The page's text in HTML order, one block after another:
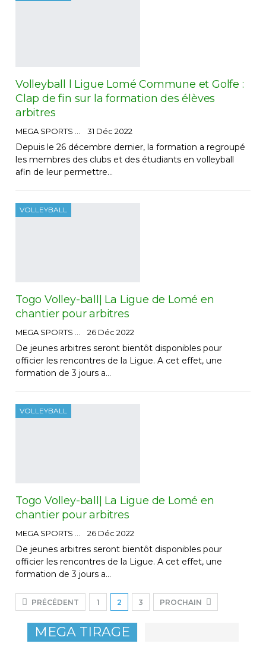
Volleyball l Ligue Lomé Commune et Golfe :
Clap de fin sur la formation des élèves
arbitres
31 Déc 2022
Depuis le 26 décembre dernier, la formation a regroupé
les membres des clubs et des étudiants en volleyball
afin de leur permettre…
VOLLEYBALL
Togo Volley-ball| La Ligue de Lomé en
chantier pour arbitres
26 Déc 2022
De jeunes arbitres seront bientôt disponibles pour
officier les rencontres de la Ligue. A cet effet, une
formation de 3 jours a…
VOLLEYBALL
Togo Volley-ball| La Ligue de Lomé en
chantier pour arbitres
MEGA SPORTS 26 Déc 2022
De jeunes arbitres seront bientôt disponibles pour
officier les rencontres de la Ligue. A cet effet, une
formation de 3 jours a…
PRÉCÉDENT 1 2 3 PROCHAIN
MEGA TIRAGE